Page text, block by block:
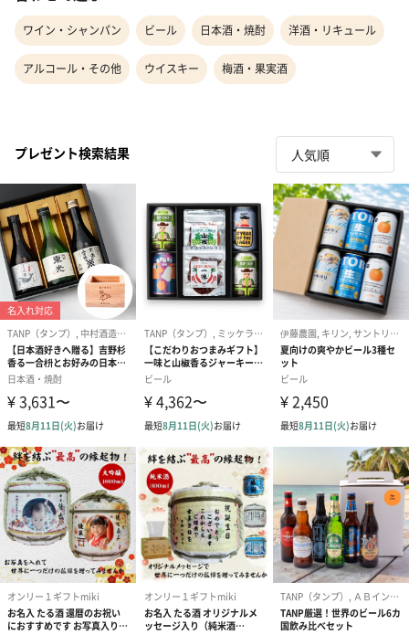
ワイン・シャンパン ビール 日本酒・焼酎 洋酒・リキュール
アルコール・その他 ウイスキー 梅酒・果実酒
プレゼント検索結果